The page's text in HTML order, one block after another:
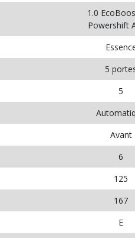
1.0
Powershift
5
5
Avant
6
125
167
E